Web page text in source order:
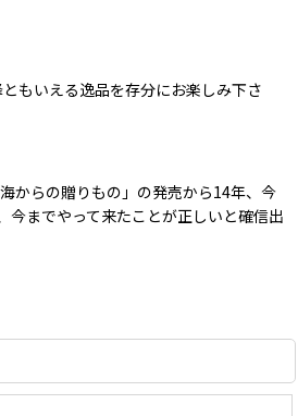
もいえる逸品を存分にお楽しみ下さ
からの贈りもの」の発売から14年、今
までやって来たことが正しいと確信出